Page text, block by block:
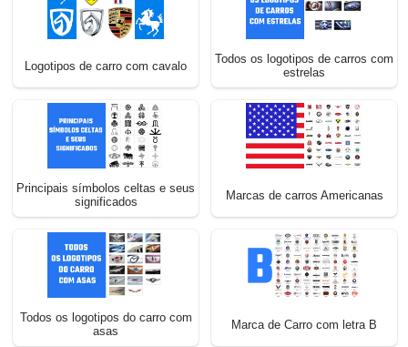
Logotipos de carro com cavalo
Todos os logotipos de carros com
estrelas
Principais símbolos celtas e seus
significados
Marcas de carros Americanas
Todos os logotipos do carro com
asas
Marca de Carro com letra B